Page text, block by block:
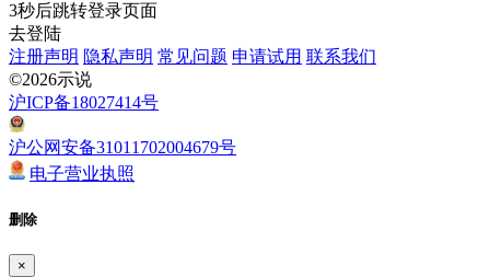
3秒后跳转登录页面
去登陆
注册声明 隐私声明 常见问题 申请试用 联系我们
©2026示说
沪ICP备18027414号
沪公网安备31011702004679号
电子营业执照
删除
×